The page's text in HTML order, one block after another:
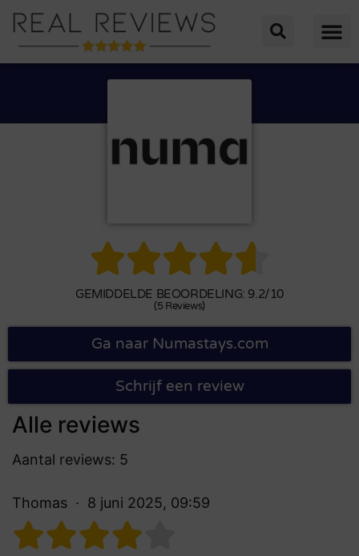

GEMIDDELDE BEOORDELING: 9.2/10
(5 Reviews)
Ga naar Numastays.com
Schrijf een review
Alle reviews
Aantal reviews: 5
Thomas 8 juni 2025, 09:59